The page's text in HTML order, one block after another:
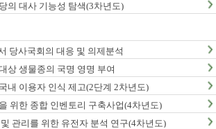
의 대사 기능성 탐색(3차년도)
당사국회의 대응 및 의제분석
상 생물종의 국명 영명 부여
내 이용자 인식 제고(2단계 2차년도)
위한 종합 인벤토리 구축사업(4차년도)
관리를 위한 유전자 분석 연구(4차년도)